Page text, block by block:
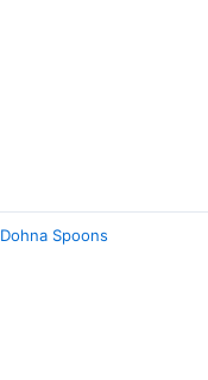
Dohna Spoons